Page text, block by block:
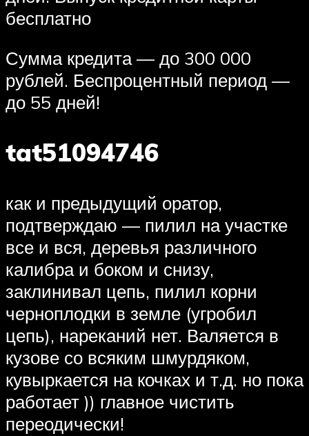
бесплатно
Сумма кредита — до 300 000
рублей. Беспроцентный период —
до 55 дней!
tat51094746
как и предыдущий оратор,
подтверждаю — пилил на участке
все и вся, деревья различного
калибра и боком и снизу,
заклинивал цепь, пилил корни
черноплодки в земле (угробил
цепь), нареканий нет. Валяется в
кузове со всяким шмурдяком,
кувыркается на кочках и т.д. но пока
работает )) главное чистить
переодически!